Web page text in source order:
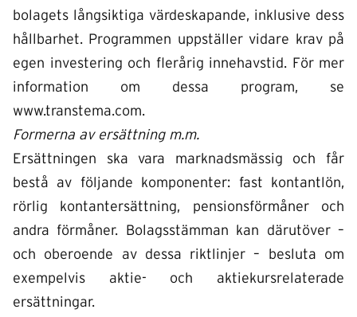
bolagets långsiktiga värdeskapande, inklusive dess
hållbarhet. Programmen uppställer vidare krav på
egen investering och flerårig innehavstid. För mer
information om dessa program, se
www.transtema.com.
Formerna av ersättning m.m.
Ersättningen ska vara marknadsmässig och får
bestå av följande komponenter: fast kontantlön,
rörlig kontantersättning, pensionsförmåner och
andra förmåner. Bolagsstämman kan därutöver –
och oberoende av dessa riktlinjer – besluta om
exempelvis aktie- och aktiekursrelaterade
ersättningar.